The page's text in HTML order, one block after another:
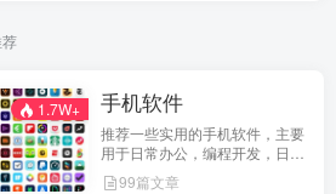
1.7W+ 手机软件
推荐一些实用的手机软件，主要
用于日常办公，编程开发，日常
维护，娱乐等等
99篇文章